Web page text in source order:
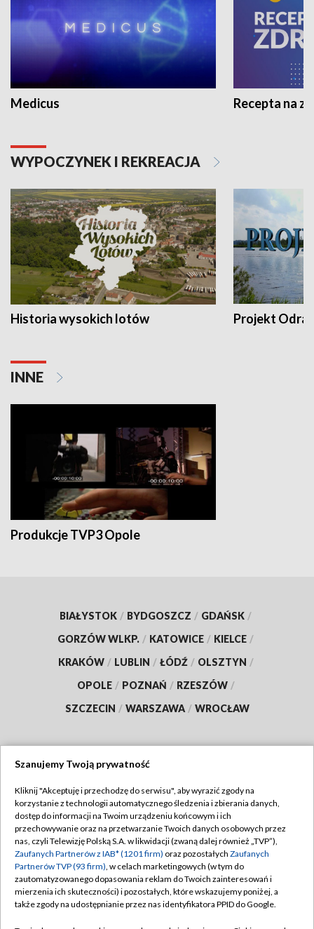
Medicus Recepta na
WYPOCZYNEK I REKREACJA
Historia wysokich lotów Projekt Odra
INNE
Produkcje TVP3 Opole
BIAŁYSTOK / BYDGOSZCZ / GDAŃSK /
GORZÓW WLKP. / KATOWICE / KIELCE /
KRAKÓW / LUBLIN / ŁÓDŹ / OLSZTYN /
OPOLE / POZNAŃ / RZESZÓW /
SZCZECIN / WARSZAWA / WROCŁAW
TVP
Abonament TVP
Emisja w TVP
Centrum informacji TVP
Naziemna Telewizja Cyfrowa
Regulamin TVP
Polityka prywatności
Moje zgody
Pomoc
Szanujemy Twoją prywatność
Kliknij "Akceptuję i przechodzę do serwisu", aby wyrazić zgody na
korzystanie z technologii automatycznego śledzenia i zbierania danych,
dostęp do informacji na Twoim urządzeniu końcowym i ich
przechowywanie oraz na przetwarzanie Twoich danych osobowych przez
nas, czyli Telewizję Polską S.A. w likwidacji (zwaną dalej również „TVP”),
Zaufanych Partnerów z IAB* (1201 firm) oraz pozostałych Zaufanych
Partnerów TVP (93 firm), w celach marketingowych (w tym do
zautomatyzowanego dopasowania reklam do Twoich zainteresowań i
mierzenia ich skuteczności) i pozostałych, które wskazujemy poniżej, a
także zgody na udostępnianie przez nas identyfikatora PPID do Google.